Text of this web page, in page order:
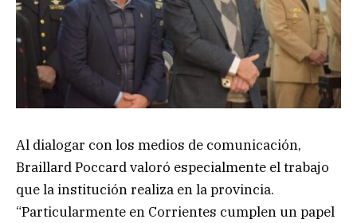
Al dialogar con los medios de comunicación,
Braillard Poccard valoró especialmente el trabajo
que la institución realiza en la provincia.
“Particularmente en Corrientes cumplen un papel